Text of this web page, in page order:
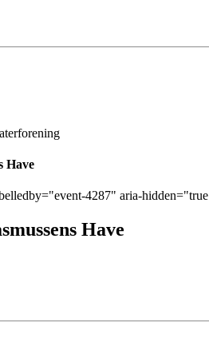
Have
4287" aria-
Have